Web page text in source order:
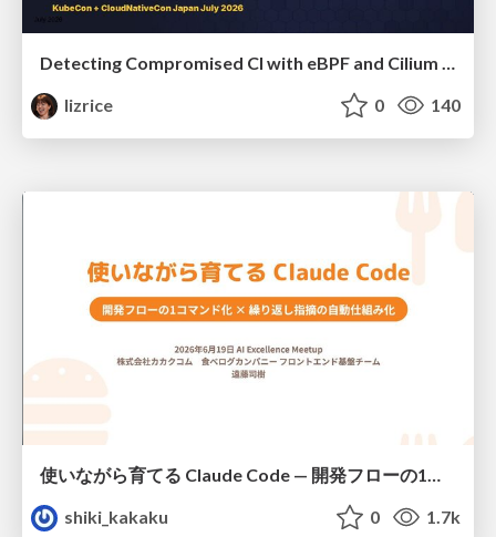
lizrice
0 140
使いながら育てる Claude Code — 開発フローの1コマンド化 × 繰り返し指摘の自動仕組み化
shiki_kakaku
0 1.7k